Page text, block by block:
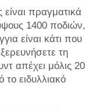
πραγματικά
1400 ποδιών,
είναι κάτι που
τη
απέχει μόλις 20
ειδυλλιακό